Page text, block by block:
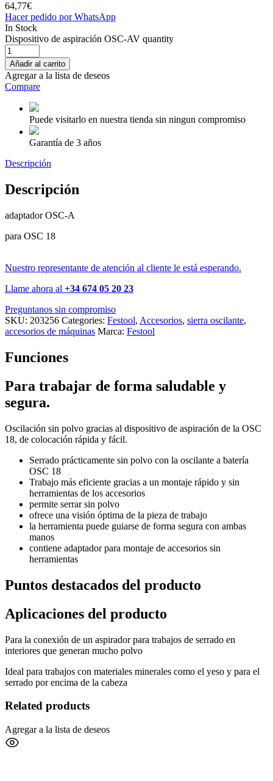
64,77€
Hacer pedido por WhatsApp
In Stock
Dispositivo de aspiración OSC-AV quantity
Añadir al carrito
Agregar a la lista de deseos
Compare
Puede visitarlo en nuestra tienda sin ningun compromiso
Garantía de 3 años
Descripción
Descripción
adaptador OSC-A
para OSC 18
Nuestro representante de atención al cliente le está esperando.
Llame ahora al +34 674 05 20 23
Preguntanos sin compromiso
SKU: 203256 Categories: Festool, Accesorios, sierra oscilante,
accesorios de máquinas Marca: Festool
Funciones
Para trabajar de forma saludable y
segura.
Oscilación sin polvo gracias al dispositivo de aspiración de la OSC
18, de colocación rápida y fácil.
Serrado prácticamente sin polvo con la oscilante a batería
OSC 18
Trabajo más eficiente gracias a un montaje rápido y sin
herramientas de los accesorios
permite serrar sin polvo
ofrece una visión óptima de la pieza de trabajo
la herramienta puede guiarse de forma segura con ambas
manos
contiene adaptador para montaje de accesorios sin
herramientas
Puntos destacados del producto
Aplicaciones del producto
Para la conexión de un aspirador para trabajos de serrado en
interiores que generan mucho polvo
Ideal para trabajos con materiales minerales como el yeso y para el
serrado por encima de la cabeza
Related products
Agregar a la lista de deseos